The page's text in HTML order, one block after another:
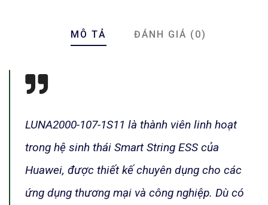
MÔ TẢ ĐÁNH GIÁ (0)
LUNA2000-107-1S11 là thành viên linh hoạt
trong hệ sinh thái Smart String ESS của
Huawei, được thiết kế chuyên dụng cho các
ứng dụng thương mại và công nghiệp. Dù có